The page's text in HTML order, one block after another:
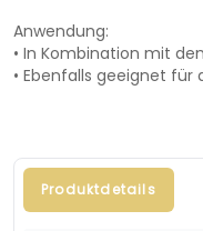
Anwendung:
• In Kombination mit
• Ebenfalls geeignet für
Produktdetails